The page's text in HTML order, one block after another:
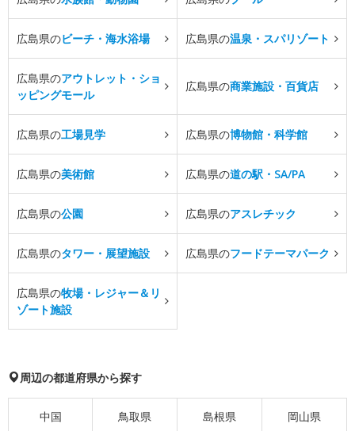
広島県のビーチ・海水浴場 広島県の温泉・スパリゾート
広島県のアウトレット・ショ
ッピングモール
広島県の商業施設・百貨店
広島県の工場見学 広島県の博物館・科学館
広島県の美術館 広島県の道の駅・SA/PA
広島県の公園 広島県のアスレチック
広島県のタワー・展望施設 広島県のフードテーマパーク
広島県の牧場・レジャー＆リ
ゾート施設
周辺の都道府県から探す
中国 鳥取県 島根県 岡山県